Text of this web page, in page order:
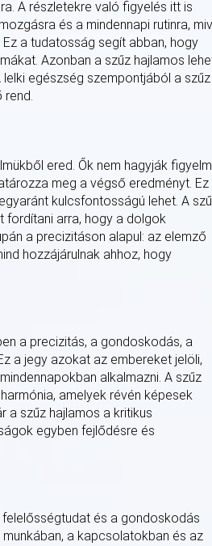
A részletekre való figyelés itt is
és a mindennapi rutinra,
a tudatosság segít abban, hogy
Azonban a szűz hajlamos
egészség szempontjából a szűz
ered. Ők nem hagyják
meg a végső eredményt. Ez
kulcsfontosságú lehet. A
fordítani arra, hogy a dolgok
a precizitáson alapul: az elemző
hozzájárulnak ahhoz, hogy
a precizitás, a gondoskodás, a
a jegy azokat az embereket jelöli,
alkalmazni. A szűz
amelyek révén képesek
a szűz hajlamos a kritikus
egyben fejlődésre és
és a gondoskodás
a kapcsolatokban és az